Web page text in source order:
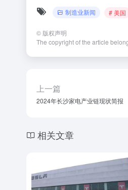
制造业新闻 # 美国
© 版权声明
The copyright of the article
上一篇
2024年长沙家电产业链现状简报
相关文章